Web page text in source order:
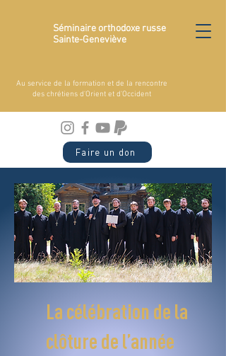
Séminaire orthodoxe russe
Sainte-Geneviève
Au service de la formation et de la rencontre
des chrétiens d'Orient et d'Occident
Faire un don
La célébration de la
clôture de l’année